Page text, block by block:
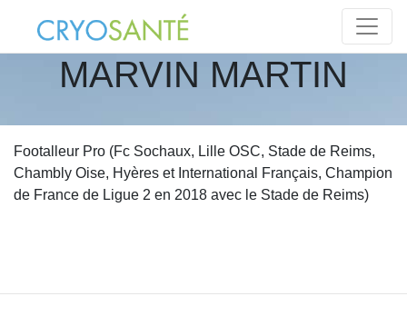
MARVIN MARTIN
Footalleur Pro (Fc Sochaux, Lille OSC, Stade de Reims,
Chambly Oise, Hyères et International Français, Champion
de France de Ligue 2 en 2018 avec le Stade de Reims)